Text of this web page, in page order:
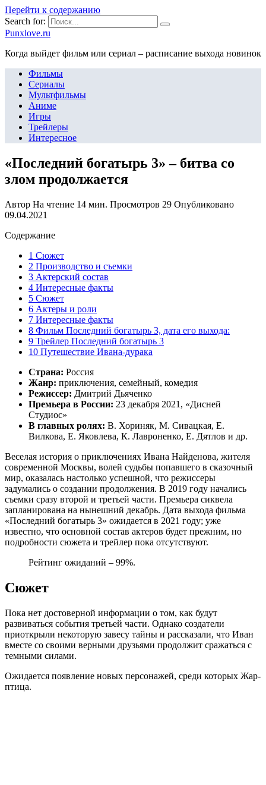
Перейти к содержанию
Search for:
Punxlove.ru
Когда выйдет фильм или сериал – расписание выхода новинок
Фильмы
Сериалы
Мультфильмы
Аниме
Игры
Трейлеры
Интересное
«Последний богатырь 3» – битва со
злом продолжается
Автор На чтение 14 мин. Просмотров 29 Опубликовано
09.04.2021
Содержание
1 Сюжет
2 Производство и съемки
3 Актерский состав
4 Интересные факты
5 Сюжет
6 Актеры и роли
7 Интересные факты
8 Фильм Последний богатырь 3, дата его выхода:
9 Трейлер Последний богатырь 3
10 Путешествие Ивана-дурака
Страна: Россия
Жанр: приключения, семейный, комедия
Режиссер: Дмитрий Дьяченко
Премьера в России: 23 декабря 2021, «Дисней
Студиос»
В главных ролях: В. Хориняк, М. Сивацкая, Е.
Вилкова, Е. Яковлева, К. Лавроненко, Е. Дятлов и др.
Веселая история о приключениях Ивана Найденова, жителя
современной Москвы, волей судьбы попавшего в сказочный
мир, оказалась настолько успешной, что режиссеры
задумались о создании продолжения. В 2019 году начались
съемки сразу второй и третьей части. Премьера сиквела
запланирована на нынешний декабрь. Дата выхода фильма
«Последний богатырь 3» ожидается в 2021 году; уже
известно, что основной состав актеров будет прежним, но
подробности сюжета и трейлер пока отсутствуют.
Рейтинг ожиданий – 99%.
Сюжет
Пока нет достоверной информации о том, как будут
развиваться события третьей части. Однако создатели
приоткрыли некоторую завесу тайны и рассказали, что Иван
вместе со своими верными друзьями продолжит сражаться с
темными силами.
Ожидается появление новых персонажей, среди которых Жар-
птица.